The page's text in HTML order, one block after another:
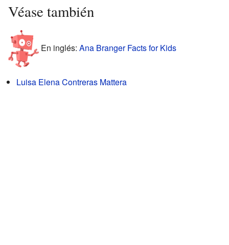
Véase también
En inglés: Ana Branger Facts for Kids
Luisa Elena Contreras Mattera